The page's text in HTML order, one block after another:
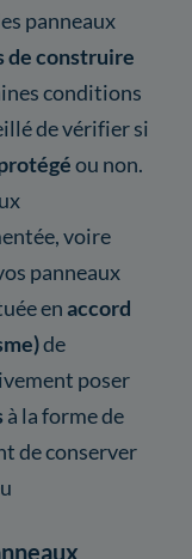
panneaux
de construire
conditions
de vérifier si
ou non.
voire
panneaux
enaccord
de
poser
à la forme de
de conserver